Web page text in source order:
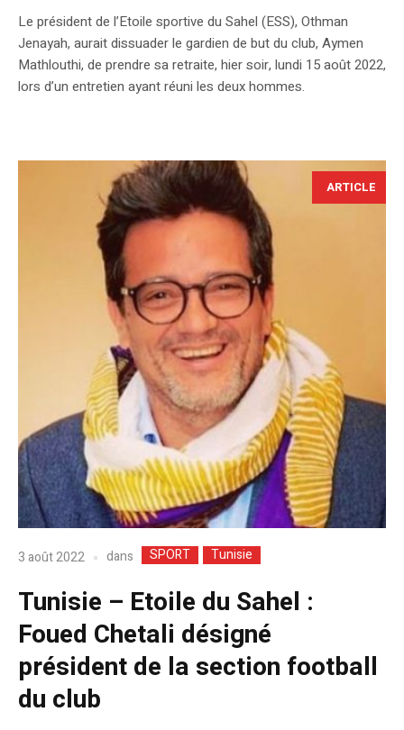
Le président de l’Etoile sportive du Sahel (ESS), Othman
Jenayah, aurait dissuader le gardien de but du club, Aymen
Mathlouthi, de prendre sa retraite, hier soir, lundi 15 août 2022,
lors d’un entretien ayant réuni les deux hommes.
ARTICLE
3 août 2022 dans SPORT Tunisie
Tunisie – Etoile du Sahel :
Foued Chetali désigné
président de la section football
du club